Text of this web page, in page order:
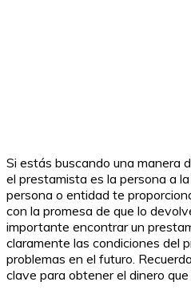
Si estás buscando una manera
el prestamista es la persona a
persona o entidad te
con la promesa de que lo
importante encontrar un
claramente las condiciones del
problemas en el futuro.
clave para obtener el dinero que